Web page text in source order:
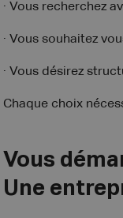
· Vous recherchez
· Vous souhaitez
· Vous désirez
Chaque choix
Vous
Une